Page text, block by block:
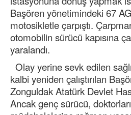
Başören yönetimindeki 67
motosikletle çarpıştı.
otomobilin sürücü kapısına
yaralandı.
Olay yerine sevk edilen
kalbi yeniden çalıştırılan
Zonguldak Atatürk Devlet
Ancak genç sürücü,